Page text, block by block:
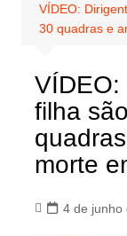
VÍDEO:
30 quadras e
VÍDEO:
filha
morte
4 de junho